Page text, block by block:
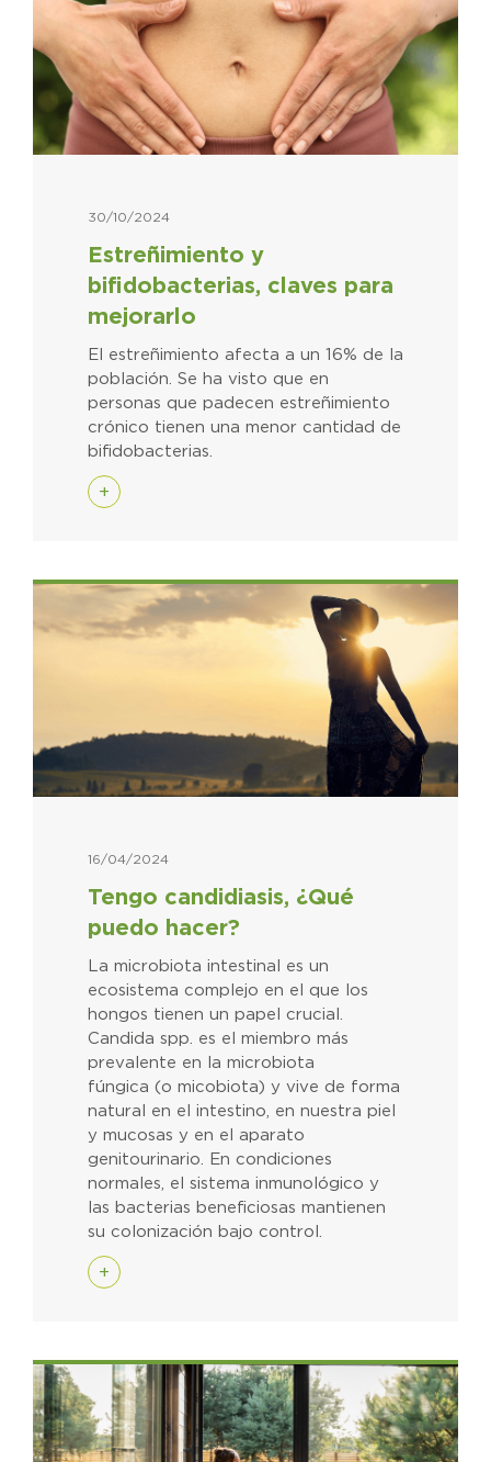
Estreñimiento y
bifidobacterias, claves para
mejorarlo
30/10/2024
El estreñimiento afecta a un 16% de la
población. Se ha visto que en
personas que padecen estreñimiento
crónico tienen una menor cantidad de
bifidobacterias.
+
Tengo candidiasis, ¿Qué
puedo hacer?
16/04/2024
La microbiota intestinal es un
ecosistema complejo en el que los
hongos tienen un papel crucial.
Candida spp. es el miembro más
prevalente en la microbiota
fúngica (o micobiota) y vive de forma
natural en el intestino, en nuestra piel
y mucosas y en el aparato
genitourinario. En condiciones
normales, el sistema inmunológico y
las bacterias beneficiosas mantienen
su colonización bajo control.
+